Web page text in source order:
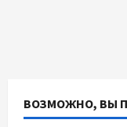
ВОЗМОЖНО, ВЫ